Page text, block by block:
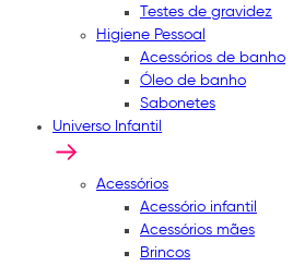
Testes de gravidez
Higiene Pessoal
Acessórios de banho
Óleo de banho
Sabonetes
Universo Infantil
Acessórios
Acessório infantil
Acessórios mães
Brincos